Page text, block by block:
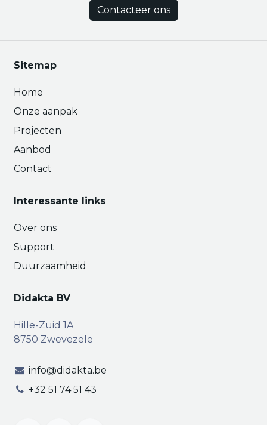
Contacteer ons
Sitemap
Home
Onze aanpak
Projecten
Aanbod
Contact
Interessante links
Over ons
Support
Duurzaamheid
Didakta BV
Hille-Zuid 1A
8750 Zwevezele
info@didakta.be
+32 51 74 51 43